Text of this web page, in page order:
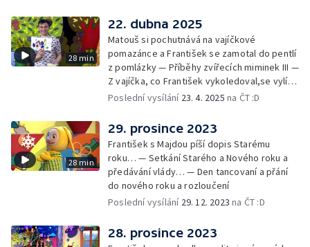
28 min
22. dubna 2025
Matouš si pochutnává na vajíčkové
pomazánce a František se zamotal do pentlí
z pomlázky — Příběhy zvířecích miminek III —
Z vajíčka, co František vykoledoval,se vylíhl
drak. Nejí princezny, ale miluje vajíčkovou
Rozloučení
Poslední vysílání 23. 4. 2025 na ČT :D
28 min
29. prosince 2023
František s Majdou píší dopis Starému
roku… — Setkání Starého a Nového roku a
předávání vlády… — Den tancovaní a přání
do nového roku a rozloučení
Poslední vysílání 29. 12. 2023 na ČT :D
28. prosince 2023